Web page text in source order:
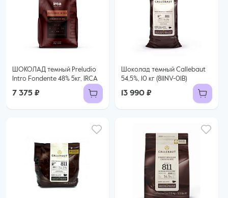
ШОКОЛАД темный Preludio
Intro Fondente 48% 5кг, IRCA
7 375 ₽
Шоколад темный Callebaut
54,5%, 10 кг (811NV-01B)
13 990 ₽